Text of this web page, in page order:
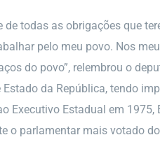
de todas as obrigações que
pelo meu povo. Nos
do povo”, relembrou o
da República, tendo
Executivo Estadual em
o parlamentar mais votado